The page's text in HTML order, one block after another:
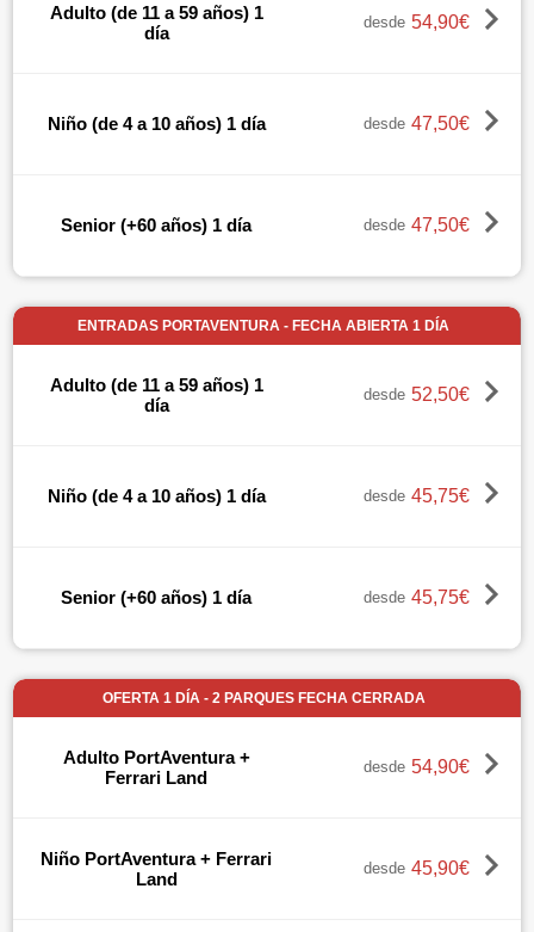
Adulto (de 11 a 59 años) 1
día
desde 54,90€
Niño (de 4 a 10 años) 1 día desde 47,50€
Senior (+60 años) 1 día desde 47,50€
ENTRADAS PORTAVENTURA - FECHA ABIERTA 1 DÍA
Adulto (de 11 a 59 años) 1
día
desde 52,50€
Niño (de 4 a 10 años) 1 día desde 45,75€
Senior (+60 años) 1 día desde 45,75€
OFERTA 1 DÍA - 2 PARQUES FECHA CERRADA
Adulto PortAventura +
Ferrari Land
desde 54,90€
Niño PortAventura + Ferrari
Land
desde 45,90€